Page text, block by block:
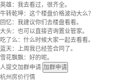
英雄：我去看过，很齐全。
牛转乾坤：这个楼盘价格波动大么？
回忆：我建议你们去楼盘看看。
大头：也可以直接咨询置业管家。
吃了么：什么时候大家一起去看看。
蓝天：上周我已经签合同了。
雪花飘飘：好的呢。
人提交加群申请 加群申请
杭州房价行情